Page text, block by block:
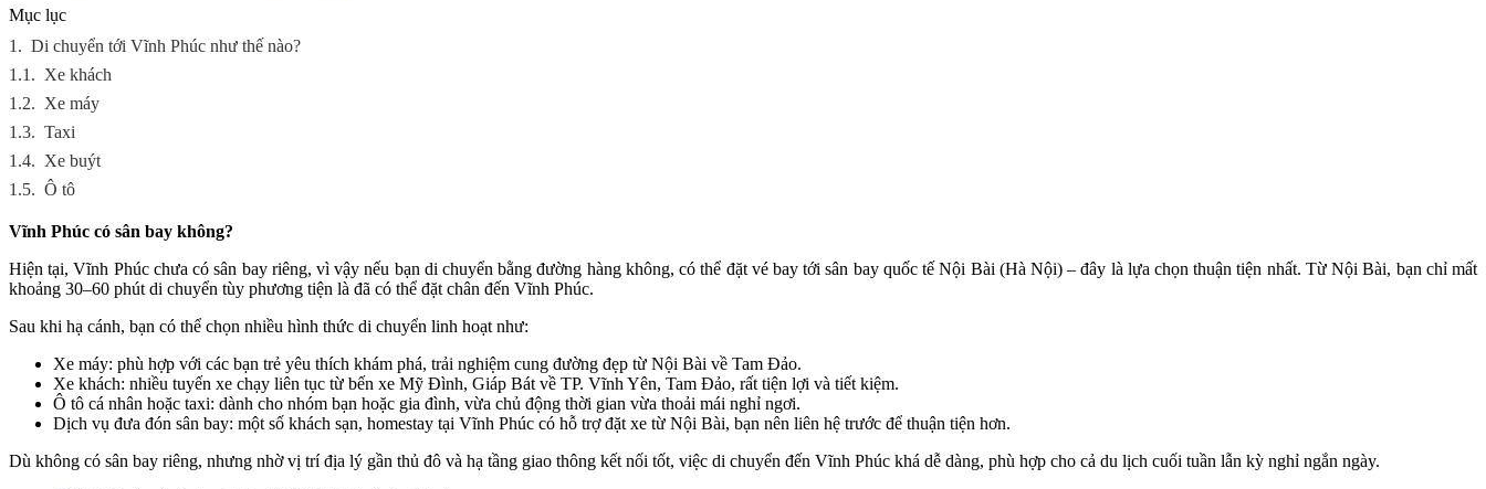
Mục lục
1. Di chuyển tới Vĩnh Phúc như thế nào?
1.1. Xe khách
1.2. Xe máy
1.3. Taxi
1.4. Xe buýt
1.5. Ô tô
Vĩnh Phúc có sân bay không?
Hiện tại, Vĩnh Phúc chưa có sân bay riêng, vì vậy nếu bạn di chuyển bằng đường hàng không, có thể đặt vé bay tới sân bay quốc tế Nội Bài (Hà Nội) – đây là lựa chọn thuận tiện nhất. Từ Nội Bài, bạn chỉ mất
khoảng 30–60 phút di chuyển tùy phương tiện là đã có thể đặt chân đến Vĩnh Phúc.
Sau khi hạ cánh, bạn có thể chọn nhiều hình thức di chuyển linh hoạt như:
Xe máy: phù hợp với các bạn trẻ yêu thích khám phá, trải nghiệm cung đường đẹp từ Nội Bài về Tam Đảo.
Xe khách: nhiều tuyến xe chạy liên tục từ bến xe Mỹ Đình, Giáp Bát về TP. Vĩnh Yên, Tam Đảo, rất tiện lợi và tiết kiệm.
Ô tô cá nhân hoặc taxi: dành cho nhóm bạn hoặc gia đình, vừa chủ động thời gian vừa thoải mái nghỉ ngơi.
Dịch vụ đưa đón sân bay: một số khách sạn, homestay tại Vĩnh Phúc có hỗ trợ đặt xe từ Nội Bài, bạn nên liên hệ trước để thuận tiện hơn.
Dù không có sân bay riêng, nhưng nhờ vị trí địa lý gần thủ đô và hạ tầng giao thông kết nối tốt, việc di chuyển đến Vĩnh Phúc khá dễ dàng, phù hợp cho cả du lịch cuối tuần lẫn kỳ nghỉ ngắn ngày.